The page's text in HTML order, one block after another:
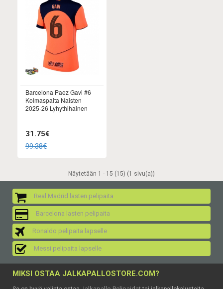
Barcelona Paez Gavi #6
Kolmaspaita Naisten
2025-26 Lyhythihainen
31.75€
99.38€
Näytetään 1 - 15 (15) (1 sivu(a))
Real Madrid lasten pelipaita
Barcelona lasten pelipaita
Ronaldo pelipaita lapselle
Messi pelipaita lapselle
MIKSI OSTAA JALKAPALLOSTORE.COM?